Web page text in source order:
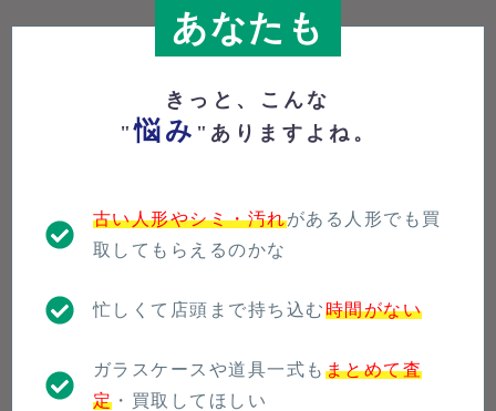
あなたも
きっと、こんな
"悩み "ありますよね。
古い人形やシミ・汚れがある人形でも買
取してもらえるのかな
忙しくて店頭まで持ち込む時間がない
ガラスケースや道具一式も まとめて査
定 ・買取してほしい